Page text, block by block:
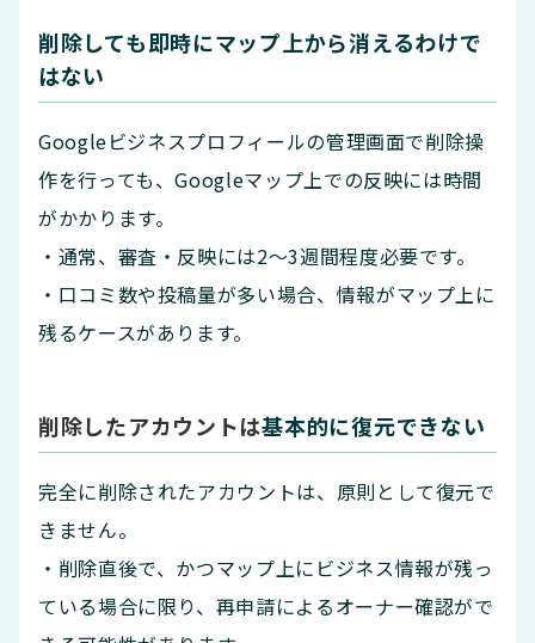
削除しても即時にマップ上から消えるわけで
はない
Googleビジネスプロフィールの管理画面で削除操
作を行っても、Googleマップ上での反映には時間
がかかります。
・通常、審査・反映には2〜3週間程度必要です。
・口コミ数や投稿量が多い場合、情報がマップ上に
残るケースがあります。
削除したアカウントは基本的に復元できない
完全に削除されたアカウントは、原則として復元で
きません。
・削除直後で、かつマップ上にビジネス情報が残っ
ている場合に限り、再申請によるオーナー確認がで